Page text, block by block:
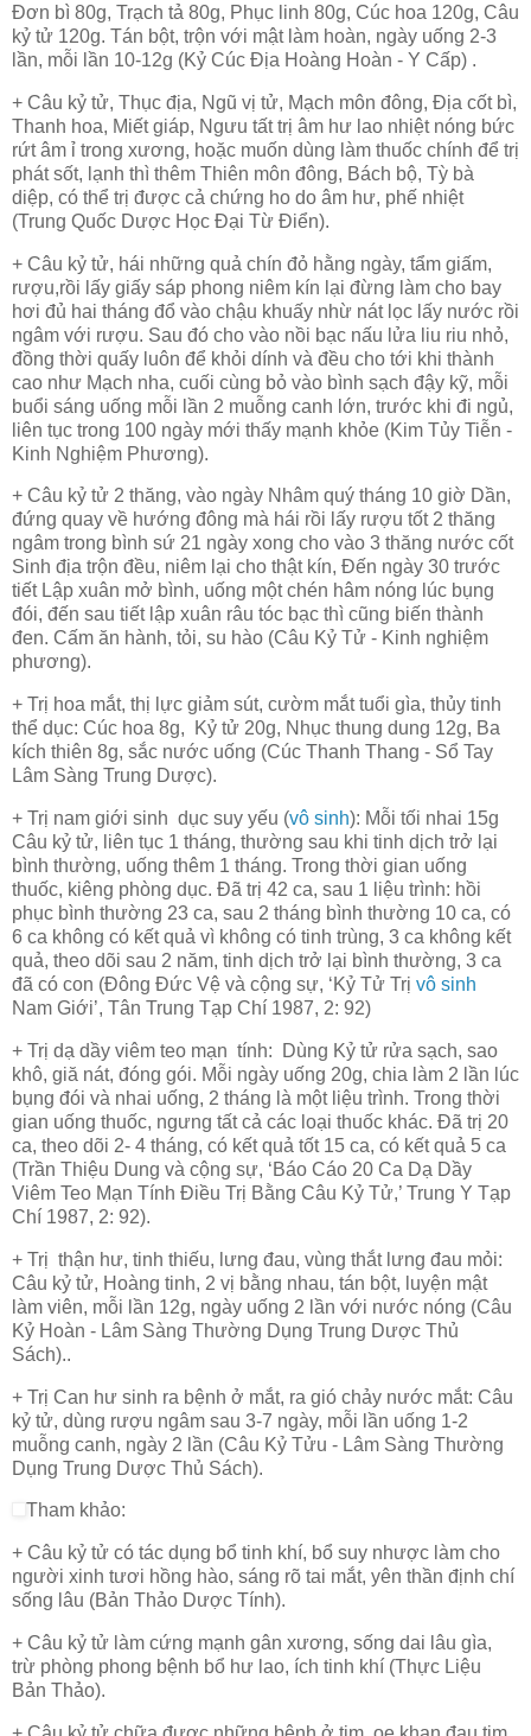
Đơn bì 80g, Trạch tả 80g, Phục linh 80g, Cúc hoa 120g, Câu
kỷ tử 120g. Tán bột, trộn với mật làm hoàn, ngày uống 2-3
lần, mỗi lần 10-12g (Kỷ Cúc Địa Hoàng Hoàn - Y Cấp) .
+ Câu kỷ tử, Thục địa, Ngũ vị tử, Mạch môn đông, Địa cốt bì,
Thanh hoa, Miết giáp, Ngưu tất trị âm hư lao nhiệt nóng bức
rứtâm ỉ trong xương, hoặc muốn dùng làm thuốc chính để trị
phát sốt, lạnh thì thêm Thiên môn đông, Bách bộ, Tỳ bà
diệp, có thể trị được cả chứng ho do âm hư, phế nhiệt
(Trung Quốc Dược Học Đại Từ Điển).
+ Câu kỷ tử, hái những quả chín đỏ hằng ngày, tẩm giấm,
rượu,rồi lấy giấy sáp phong niêm kín lại đừng làm cho bay
hơi đủ hai tháng đổ vào chậu khuấy nhừ nát lọc lấy nước rồi
ngâm với rượu. Sau đó cho vào nồi bạc nấu lửa liu riu nhỏ,
đồng thời quấy luôn để khỏi dính và đều cho tới khi thành
cao như Mạch nha, cuối cùng bỏ vào bình sạch đậy kỹ, mỗi
buổi sáng uống mỗi lần 2 muỗng canh lớn, trước khi đi ngủ,
liên tục trong 100 ngày mới thấy mạnh khỏe (Kim Tủy Tiễn -
Kinh Nghiệm Phương).
+ Câu kỷ tử 2 thăng, vào ngày Nhâm quý tháng 10 giờ Dần,
đứng quay về hướng đông mà hái rồi lấy rượu tốt 2 thăng
ngâm trong bình sứ 21 ngày xong cho vào 3 thăng nước cốt
Sinh địa trộn đều, niêm lại cho thật kín, Đến ngày 30 trước
tiết Lập xuân mở bình, uống một chén hâm nóng lúc bụng
đói, đến sau tiết lập xuân râu tóc bạc thì cũng biến thành
đen. Cấm ăn hành, tỏi, su hào (Câu Kỷ Tử - Kinh nghiệm
phương).
+ Trị hoa mắt, thị lực giảm sút, cườm mắt tuổi gìa, thủy tinh
thể dục: Cúc hoa 8g, Kỷ tử 20g, Nhục thung dung 12g, Ba
kích thiên 8g, sắc nước uống (Cúc Thanh Thang - Sổ Tay
Lâm Sàng Trung Dược).
+ Trị nam giới sinh dục suy yếu (vô sinh): Mỗi tối nhai 15g
Câu kỷ tử, liên tục 1 tháng, thường sau khi tinh dịch trở lại
bình thường, uống thêm 1 tháng. Trong thời gian uống
thuốc, kiêng phòng dục. Đã trị 42 ca, sau 1 liệu trình: hồi
phục bình thường 23 ca, sau 2 tháng bình thường 10 ca, có
6 ca không có kết quả vì không có tinh trùng, 3 ca không kết
quả, theo dõi sau 2 năm, tinh dịch trở lại bình thường, 3 ca
đã có con (Đông Đức Vệ và cộng sự, ‘Kỷ Tử Trị vô sinh
Nam Giới’, Tân Trung Tạp Chí 1987, 2: 92)
+ Trị dạ dầy viêm teo mạn tính: Dùng Kỷ tử rửa sạch, sao
khô, giă nát, đóng gói. Mỗi ngày uống 20g, chia làm 2 lần lúc
bụng đói và nhai uống, 2 tháng là một liệu trình. Trong thời
gian uống thuốc, ngưng tất cả các loại thuốc khác. Đã trị 20
ca, theo dõi 2- 4 tháng, có kết quả tốt 15 ca, có kết quả 5 ca
(Trần Thiệu Dung và cộng sự, ‘Báo Cáo 20 Ca Dạ Dầy
Viêm Teo Mạn Tính Điều Trị Bằng Câu Kỷ Tử,’ Trung Y Tạp
Chí 1987, 2: 92).
+ Trị thận hư, tinh thiếu, lưng đau, vùng thắt lưng đau mỏi:
Câu kỷ tử, Hoàng tinh, 2 vị bằng nhau, tán bột, luyện mật
làm viên, mỗi lần 12g, ngày uống 2 lần với nước nóng (Câu
Kỷ Hoàn - Lâm Sàng Thường Dụng Trung Dược Thủ
Sách)..
+ Trị Can hư sinh ra bệnh ở mắt, ra gió chảy nước mắt: Câu
kỷ tử, dùng rượu ngâm sau 3-7 ngày, mỗi lần uống 1-2
muỗng canh, ngày 2 lần (Câu Kỷ Tửu - Lâm Sàng Thường
Dụng Trung Dược Thủ Sách).
Tham khảo:
+ Câu kỷ tử có tác dụng bổ tinh khí, bổ suy nhược làm cho
người xinh tươi hồng hào, sáng rõ tai mắt, yên thần định chí
sống lâu (Bản Thảo Dược Tính).
+ Câu kỷ tử làm cứng mạnh gân xương, sống dai lâu gìa,
trừ phòng phong bệnh bổ hư lao, ích tinh khí (Thực Liệu
Bản Thảo).